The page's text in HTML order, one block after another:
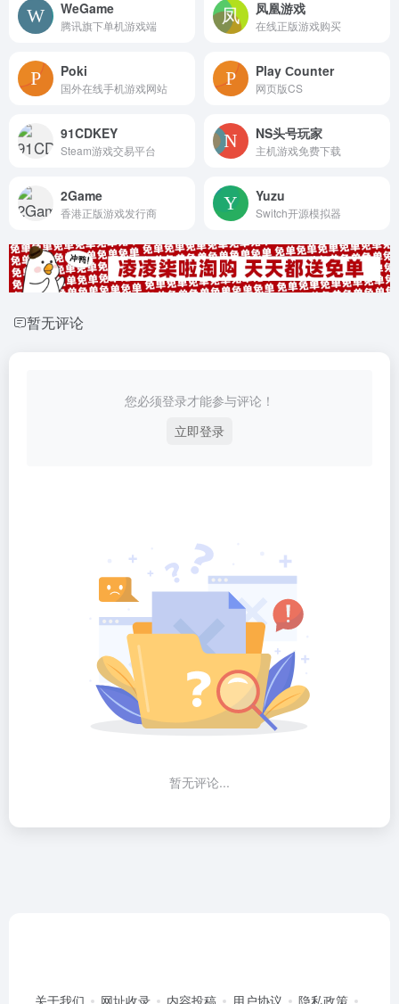
WeGame
腾讯旗下单机游戏端
凤凰游戏
在线正版游戏购买
Poki
国外在线手机游戏网站
Play Сounter
网页版CS
91CDKEY
Steam游戏交易平台
NS头号玩家
主机游戏免费下载
2Game
香港正版游戏发行商
Yuzu
Switch开源模拟器
暂无评论
您必须登录才能参与评论！
立即登录
暂无评论...
关于我们 网址收录 内容投稿 用户协议 隐私政策